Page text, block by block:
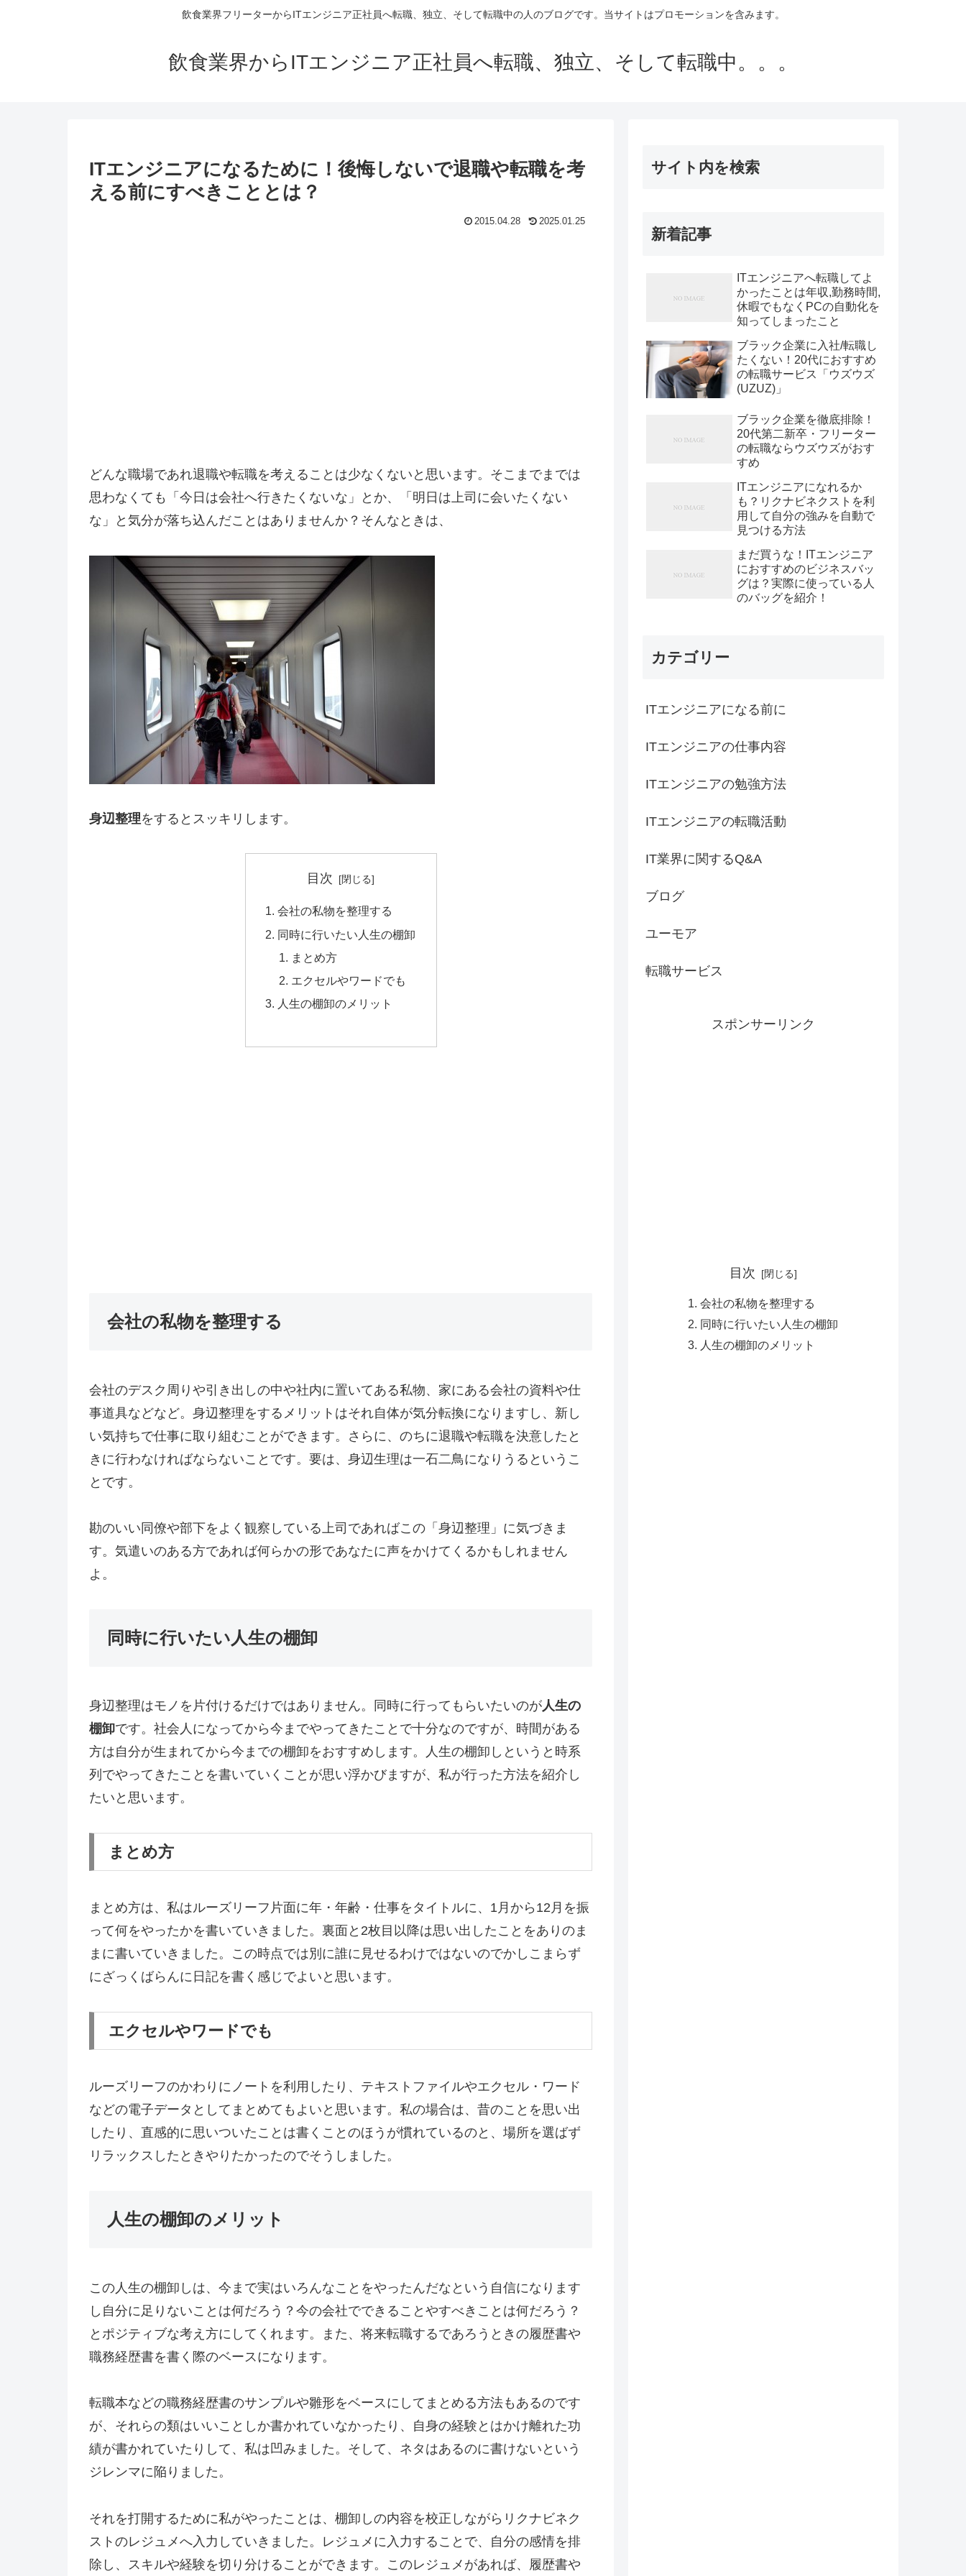
飲食業界フリーターからITエンジニア正社員へ転職、独立、そして転職中の人のブログです。当サイトはプロモーションを含みます。
飲食業界からITエンジニア正社員へ転職、独立、そして転職中。。。
ITエンジニアになるために！後悔しないで退職や転職を考
える前にすべきこととは？
2015.04.28 2025.01.25
どんな職場であれ退職や転職を考えることは少なくないと思います。そこまでまでは
思わなくても「今日は会社へ行きたくないな」とか、「明日は上司に会いたくない
な」と気分が落ち込んだことはありませんか？そんなときは、
身辺整理をするとスッキリします。
目次
会社の私物を整理する
同時に行いたい人生の棚卸
まとめ方
エクセルやワードでも
人生の棚卸のメリット
会社の私物を整理する
会社のデスク周りや引き出しの中や社内に置いてある私物、家にある会社の資料や仕
事道具などなど。身辺整理をするメリットはそれ自体が気分転換になりますし、新し
い気持ちで仕事に取り組むことができます。さらに、のちに退職や転職を決意したと
きに行わなければならないことです。要は、身辺生理は一石二鳥になりうるというこ
とです。
勘のいい同僚や部下をよく観察している上司であればこの「身辺整理」に気づきま
す。気遣いのある方であれば何らかの形であなたに声をかけてくるかもしれません
よ。
同時に行いたい人生の棚卸
身辺整理はモノを片付けるだけではありません。同時に行ってもらいたいのが人生の
棚卸です。社会人になってから今までやってきたことで十分なのですが、時間がある
方は自分が生まれてから今までの棚卸をおすすめします。人生の棚卸しというと時系
列でやってきたことを書いていくことが思い浮かびますが、私が行った方法を紹介し
たいと思います。
まとめ方
まとめ方は、私はルーズリーフ片面に年・年齢・仕事をタイトルに、1月から12月を振
って何をやったかを書いていきました。裏面と2枚目以降は思い出したことをありのま
まに書いていきました。この時点では別に誰に見せるわけではないのでかしこまらず
にざっくばらんに日記を書く感じでよいと思います。
エクセルやワードでも
ルーズリーフのかわりにノートを利用したり、テキストファイルやエクセル・ワード
などの電子データとしてまとめてもよいと思います。私の場合は、昔のことを思い出
したり、直感的に思いついたことは書くことのほうが慣れているのと、場所を選ばず
リラックスしたときやりたかったのでそうしました。
人生の棚卸のメリット
この人生の棚卸しは、今まで実はいろんなことをやったんだなという自信になります
し自分に足りないことは何だろう？今の会社でできることやすべきことは何だろう？
とポジティブな考え方にしてくれます。また、将来転職するであろうときの履歴書や
職務経歴書を書く際のベースになります。
転職本などの職務経歴書のサンプルや雛形をベースにしてまとめる方法もあるのです
が、それらの類はいいことしか書かれていなかったり、自身の経験とはかけ離れた功
績が書かれていたりして、私は凹みました。そして、ネタはあるのに書けないという
ジレンマに陥りました。
それを打開するために私がやったことは、棚卸しの内容を校正しながらリクナビネク
ストのレジュメへ入力していきました。レジュメに入力することで、自分の感情を排
除し、スキルや経験を切り分けることができます。このレジュメがあれば、履歴書や
サイト内を検索
新着記事
ITエンジニアへ転職してよ
かったことは年収,勤務時間,
休暇でもなくPCの自動化を
知ってしまったこと
ブラック企業に入社/転職し
たくない！20代におすすめ
の転職サービス「ウズウズ
(UZUZ)」
ブラック企業を徹底排除！
20代第二新卒・フリーター
の転職ならウズウズがおす
すめ
ITエンジニアになれるか
も？リクナビネクストを利
用して自分の強みを自動で
見つける方法
まだ買うな！ITエンジニア
におすすめのビジネスバッ
グは？実際に使っている人
のバッグを紹介！
カテゴリー
ITエンジニアになる前に
ITエンジニアの仕事内容
ITエンジニアの勉強方法
ITエンジニアの転職活動
IT業界に関するQ&A
ブログ
ユーモア
転職サービス
スポンサーリンク
目次
会社の私物を整理する
同時に行いたい人生の棚卸
人生の棚卸のメリット